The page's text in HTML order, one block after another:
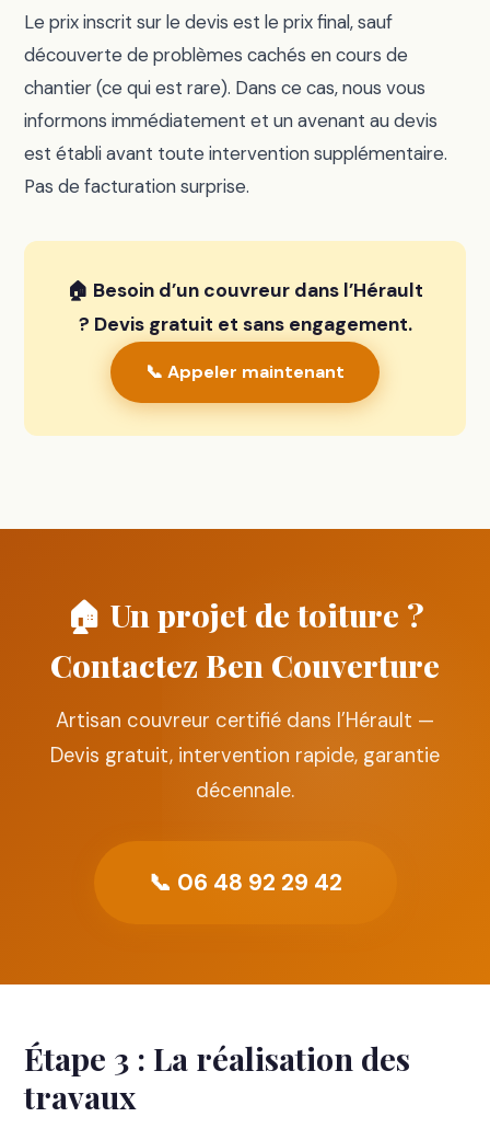
Le prix inscrit sur le devis est le prix final, sauf
découverte de problèmes cachés en cours de
chantier (ce qui est rare). Dans ce cas, nous vous
informons immédiatement et un avenant au devis
est établi avant toute intervention supplémentaire.
Pas de facturation surprise.
🏠 Besoin d’un couvreur dans l’Hérault
? Devis gratuit et sans engagement.
📞 Appeler maintenant
🏠 Un projet de toiture ?
Contactez Ben Couverture
Artisan couvreur certifié dans l’Hérault —
Devis gratuit, intervention rapide, garantie
décennale.
📞 06 48 92 29 42
Étape 3 : La réalisation des
travaux